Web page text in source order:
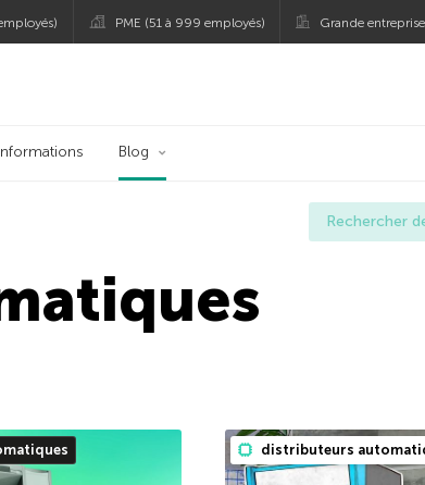
PME (51 à 999 employés) Grande
Blog
distributeurs